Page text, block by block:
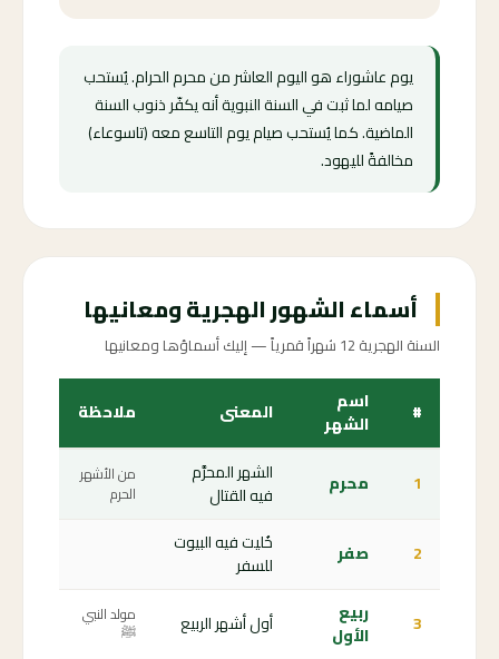
يوم عاشوراء هو اليوم العاشر من محرم الحرام. يُستحب
صيامه لما ثبت في السنة النبوية أنه يكفّر ذنوب السنة
الماضية. كما يُستحب صيام يوم التاسع معه (تاسوعاء)
مخالفةً لليهود.
أسماء الشهور الهجرية ومعانيها
السنة الهجرية 12 شهراً قمرياً — إليك أسماؤها ومعانيها
#
اسم
الشهر
المعنى ملاحظة
1 محرم
الشهر المحرَّم
فيه القتال
من الأشهر
الحرم
2 صفر
خُليت فيه البيوت
للسفر
3
ربيع
الأول
أول أشهر الربيع مولد النبي
ﷺ